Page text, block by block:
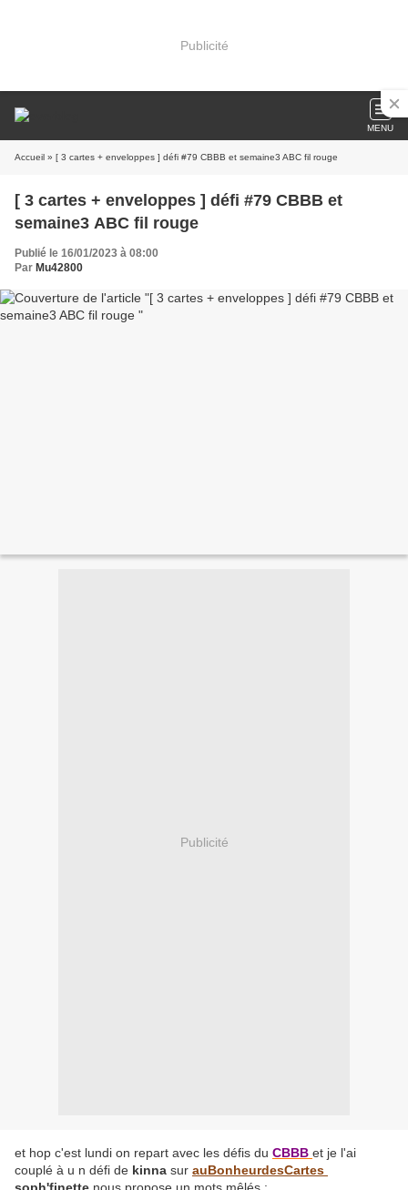
Publicité
MENU
Accueil » [ 3 cartes + enveloppes ] défi #79 CBBB et semaine3 ABC fil rouge
[ 3 cartes + enveloppes ] défi #79 CBBB et
semaine3 ABC fil rouge
Publié le 16/01/2023 à 08:00
Par Mu42800
Publicité
et hop c'est lundi on repart avec les défis du CBBB et je l'ai
couplé à u n défi de kinna sur auBonheurdesCartes